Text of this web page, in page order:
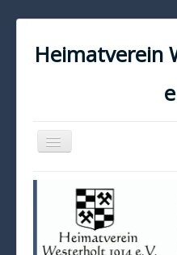
Heimatverein
Navigation
an/aus
KONTAKT
IMPRESSUM